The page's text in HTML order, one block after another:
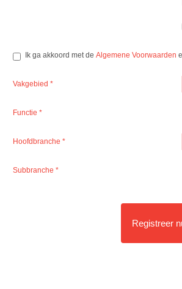
Ik ga akkoord met de Algemene Voorwaarden
Vakgebied *
Functie *
Hoofdbranche *
Subbranche *
Registreer